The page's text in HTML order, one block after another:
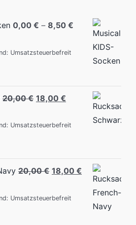
0,00 € – 8,50 €
Umsatzsteuerbefreit
20,00€ Original
was:
18,00 €Current
is:
Umsatzsteuerbefreit
20,00€ Original
was:
18,00 €Current
price
18,00 €.
Umsatzsteuerbefreit